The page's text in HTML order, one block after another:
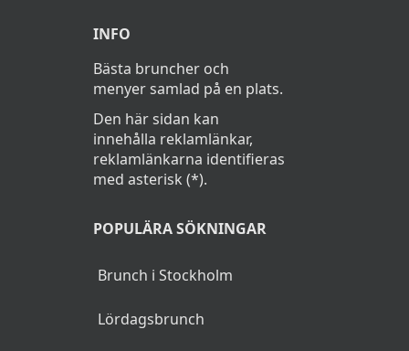
INFO
Bästa bruncher och
menyer samlad på en plats.
Den här sidan kan
innehålla reklamlänkar,
reklamlänkarna identifieras
med asterisk (*).
POPULÄRA SÖKNINGAR
Brunch i Stockholm
Lördagsbrunch